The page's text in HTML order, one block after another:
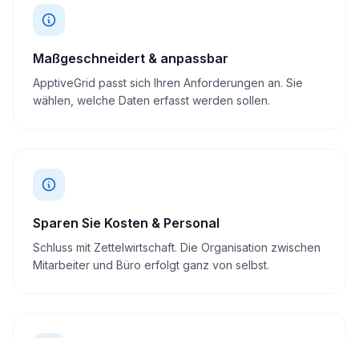
Maßgeschneidert & anpassbar
ApptiveGrid passt sich Ihren Anforderungen an. Sie
wählen, welche Daten erfasst werden sollen.
Sparen Sie Kosten & Personal
Schluss mit Zettelwirtschaft. Die Organisation zwischen
Mitarbeiter und Büro erfolgt ganz von selbst.